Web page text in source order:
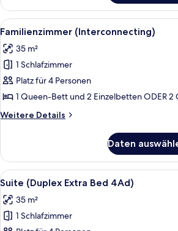
Terrasse
(Duplex)
Alle
Fotos
für
Familienzimmer
(Interconnecting)
anzeigen
Ein
7
Familienzimmer (Interconnecting)
35 m²
1 Schlafzimmer
Platz für 4 Personen
1 Queen-Bett und 2 Einzelbetten ODER
Weitere Details
Weitere
(Interconnecting)
Daten
Alle
Fotos
für
Suite
Ein
5
Suite (Duplex Extra Bed 4Ad)
35 m²
1 Schlafzimmer